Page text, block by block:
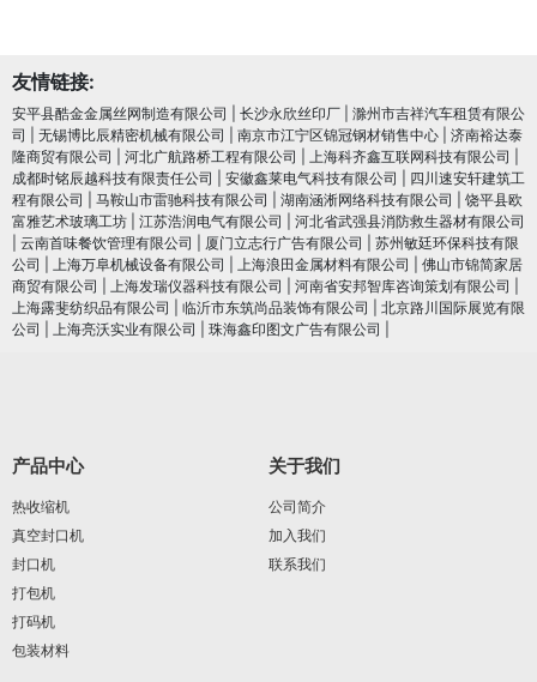
友情链接:
安平县酷金金属丝网制造有限公司 长沙永欣丝印厂
滁州市吉祥汽车租赁有限公
司
无锡博比辰精密机械有限公司 南京市江宁区锦冠钢材销售中心
济南裕达泰
隆商贸有限公司
河北广航路桥工程有限公司 上海科齐鑫互联网科技有限公司
成都时铭辰越科技有限责任公司
安徽鑫莱电气科技有限公司
四川速安轩建筑工
程有限公司
马鞍山市雷驰科技有限公司 湖南涵淅网络科技有限公司
饶平县欧
富雅艺术玻璃工坊
江苏浩润电⽓有限公司
河北省武强县消防救生器材有限公司
云南首味餐饮管理有限公司 厦门立志行广告有限公司
苏州敏廷环保科技有限
公司
上海万阜机械设备有限公司 上海浪田金属材料有限公司
佛山市锦简家居
商贸有限公司
上海发瑞仪器科技有限公司 河南省安邦智库咨询策划有限公司
上海露斐纺织品有限公司
临沂市东筑尚品装饰有限公司
北京路川国际展览有限
公司
上海亮沃实业有限公司 珠海鑫印图文广告有限公司
产品中心
热收缩机
真空封口机
封口机
打包机
打码机
包装材料
关于我们
公司简介
加入我们
联系我们